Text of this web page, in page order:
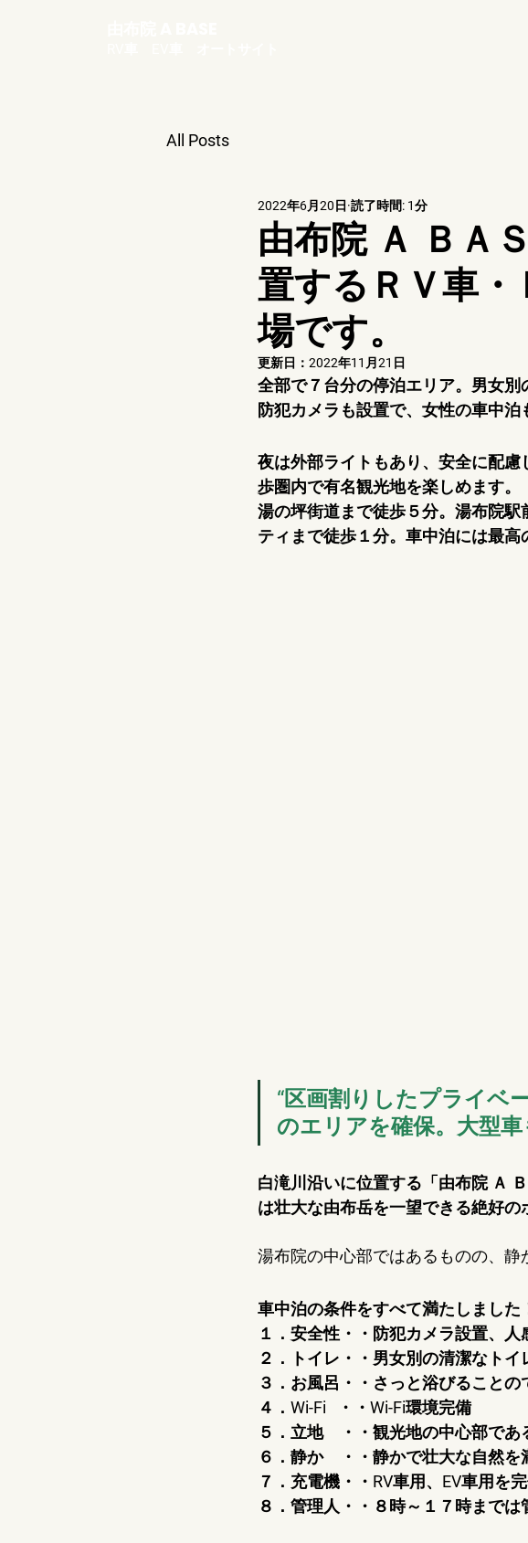
All Posts
由布院 Ａ ＢＡ
置するＲＶ車
場です。
2022年6月20日 読了時間: 1分
更新日： 2022年11月21日
全部で７台分の停泊エリア。男女別
防犯カメラも設置で、女性の車中泊
夜は外部ライトもあり、安全に配
歩圏内で有名観光地を楽しめます。
湯の坪街道まで徒歩５分。湯布院
ティまで徒歩１分。車中泊には最高
“区画割りしたプライベ
のエリアを確保。大型
白滝川沿いに位置する「由布院 Ａ
は壮大な由布岳を一望できる絶好の
湯布院の中心部ではあるものの、静
車中泊の条件をすべて満たしました
１．安全性・・防犯カメラ設置、
２．トイレ・・男女別の清潔なトイ
３．お風呂・・さっと浴びること
４．Wi-Fi   ・・Wi-Fi環境完備
５．立地　・・観光地の中心部であ
６．静か　・・静かで壮大な自然を
７．充電機・・RV車用、EV車用を
８．管理人・・８時～１７時までは